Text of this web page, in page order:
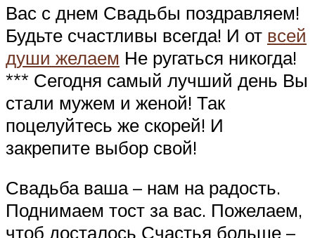
Вас с днем Свадьбы поздравляем!
Будьте счастливы всегда! И от всей
души желаем Не ругаться никогда!
*** Сегодня самый лучший день Вы
стали мужем и женой! Так
поцелуйтесь же скорей! И
закрепите выбор свой!
Свадьба ваша – нам на радость.
Поднимаем тост за вас. Пожелаем,
чтоб досталось Счастья больше –